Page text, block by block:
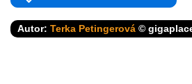
Autor: Terka Petingerová ©